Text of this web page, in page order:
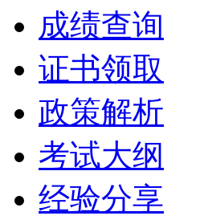
成绩查询
证书领取
政策解析
考试大纲
经验分享